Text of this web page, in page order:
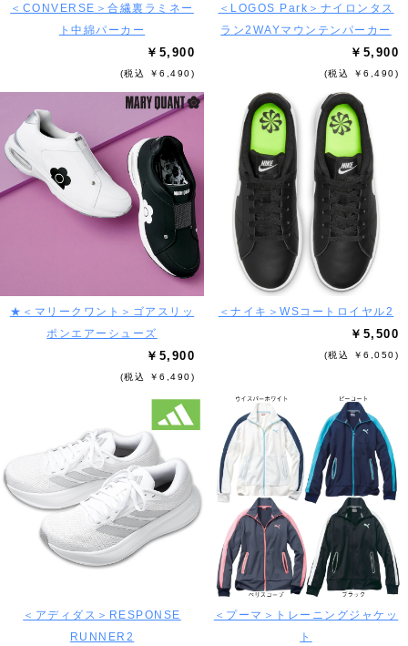
＜CONVERSE＞合繊裏ラミネー
ト中綿パーカー
￥5,900
(税込 ￥6,490)
＜LOGOS Park＞ナイロンタス
ラン2WAYマウンテンパーカー
￥5,900
(税込 ￥6,490)
★＜マリークワント＞ゴアスリッ
ポンエアーシューズ
￥5,900
(税込 ￥6,490)
＜ナイキ＞WSコートロイヤル2
￥5,500
(税込 ￥6,050)
＜アディダス＞RESPONSE
RUNNER2
＜プーマ＞トレーニングジャケッ
ト